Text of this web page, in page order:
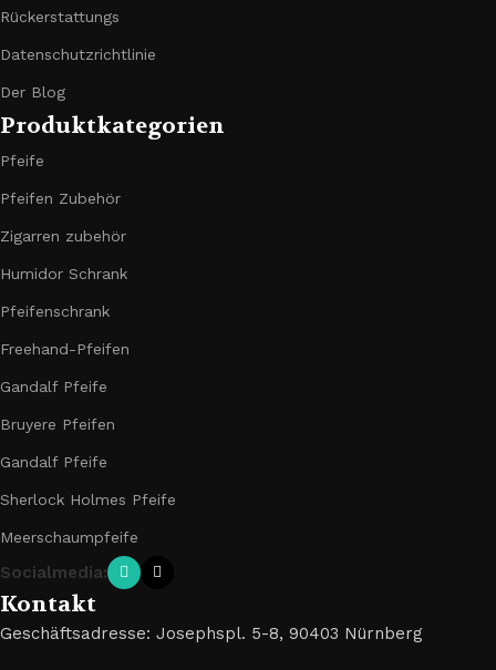
Rückerstattungs
Datenschutzrichtlinie
Der Blog
Produktkategorien
Pfeife
Pfeifen Zubehör
Zigarren zubehör
Humidor Schrank
Pfeifenschrank
Freehand-Pfeifen
Gandalf Pfeife
Bruyere Pfeifen
Gandalf Pfeife
Sherlock Holmes Pfeife
Meerschaumpfeife
Socialmedia:
Kontakt
Geschäftsadresse: Josephspl. 5-8, 90403 Nürnberg